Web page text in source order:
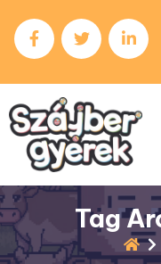
to
content
Tag